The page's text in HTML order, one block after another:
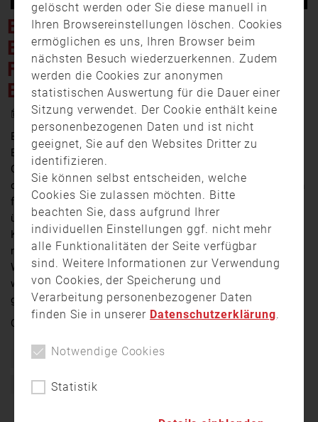
EIN ZEICHEN FÜR DAS
EHRENAMT – NEUES
FEUERWEHR HAUS IN
BOLSTERLANG
4. August 2025 11:56
Egal ob in der Feuerwehr beim BRK oder in anderen
Bereichen, Ehrenämter sind wichtig für unsere
Gesellschaft. Positive Effekte – hat das nicht nur für
diejenigen, die vom Ehrenamt profitieren, sondern auch
für die Freiwilligen selbst. Denn wer sich engagiert,
übernimmt soziale Verantwortung, knüpft wertvolle
Kontakte. In Bolsterlang hat die örtliche Feuerwehr ein
neues Gerätehaus bekommen, ein Zeichen der
Wertschätzung oder eher ein notwendiger Neubau? Wir
waren in der Gemeinde und haben uns ein Bild
gemacht.
Quelle:
Ehrenamt Feuerwehr
Gerätehaus Kommandant
gelöscht werden oder Sie diese manuell in
Ihren Browsereinstellungen löschen. Cookies
ermöglichen es uns, Ihren Browser beim
nächsten Besuch wiederzuerkennen. Zudem
werden die Cookies zur anonymen
statistischen Auswertung für die Dauer einer
Sitzung verwendet. Der Cookie enthält keine
personenbezogenen Daten und ist nicht
geeignet, Sie auf den Websites Dritter zu
identifizieren.
Sie können selbst entscheiden, welche
Cookies Sie zulassen möchten. Bitte
beachten Sie, dass aufgrund Ihrer
individuellen Einstellungen ggf. nicht mehr
alle Funktionalitäten der Seite verfügbar
sind. Weitere Informationen zur Verwendung
von Cookies, der Speicherung und
Verarbeitung personenbezogener Daten
finden Sie in unserer Datenschutzerklärung.
Notwendige Cookies
Statistik